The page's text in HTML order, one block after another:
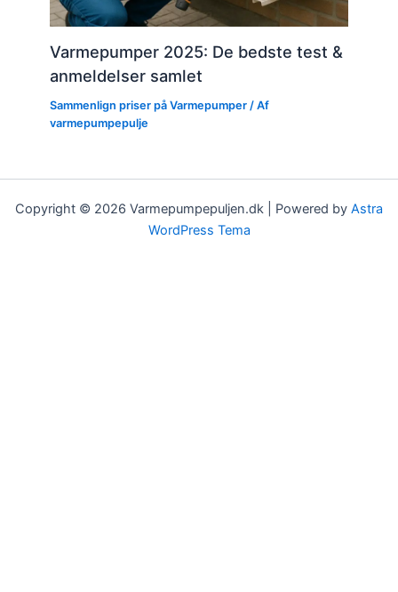
Varmepumper 2025: De bedste test &
anmeldelser samlet
Sammenlign priser på Varmepumper / Af
varmepumpepulje
Copyright © 2026 Varmepumpepuljen.dk | Powered by Astra
WordPress Tema